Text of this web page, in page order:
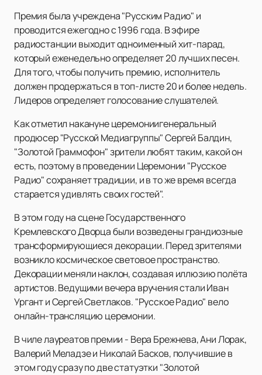
Премия была учреждена "Русским Радио" и
проводится ежегодно с 1996 года. В эфире
радиостанции выходит одноименный хит-парад,
который еженедельно определяет 20 лучших песен.
Для того, чтобы получить премию, исполнитель
должен продержаться в топ-листе 20 и более недель.
Лидеров определяет голосование слушателей.
Как отметил накануне церемониигенеральный
продюсер "Русской Медиагруппы" Сергей Балдин,
"Золотой Граммофон" зрители любят таким, какой он
есть, поэтому в проведении Церемонии "Русское
Радио" сохраняет традиции, и в то же время всегда
старается удивлять своих гостей".
В этом году на сцене Государственного
Кремлевского Дворца были возведены грандиозные
трансформирующиеся декорации. Перед зрителями
возникло космическое световое пространство.
Декорации меняли наклон, создавая иллюзию полёта
артистов. Ведущими вечера вручения стали Иван
Ургант и Сергей Светлаков. "Русское Радио" вело
онлайн-трансляцию церемонии.
В чиле лауреатов премии - Вера Брежнева, Ани Лорак,
Валерий Меладзе и Николай Басков, получившие в
этом году сразу по две статуэтки "Золотой